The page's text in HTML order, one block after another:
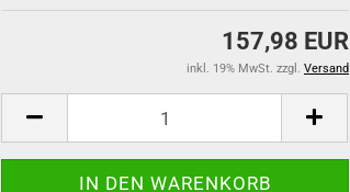
157,98 EUR
inkl. 19% MwSt. zzgl. Versand